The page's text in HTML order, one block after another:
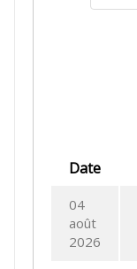
Date
04
août
2026